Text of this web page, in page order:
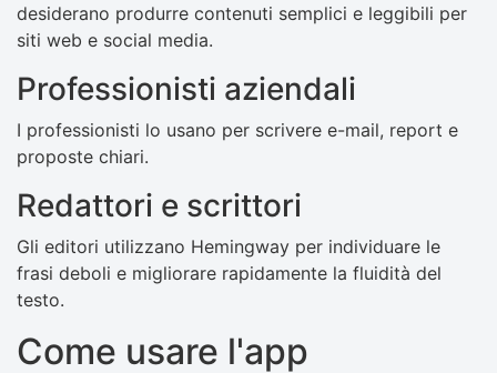
desiderano produrre contenuti semplici e leggibili per
siti web e social media.
Professionisti aziendali
I professionisti lo usano per scrivere e-mail, report e
proposte chiari.
Redattori e scrittori
Gli editori utilizzano Hemingway per individuare le
frasi deboli e migliorare rapidamente la fluidità del
testo.
Come usare l'app